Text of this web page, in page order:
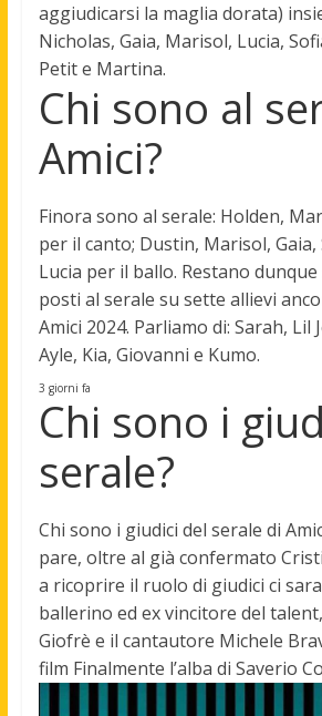
aggiudicarsi la maglia dorata)
Nicholas, Gaia, Marisol, Lucia,
Petit e Martina.
Chi sono al
Amici?
Finora sono al serale: Holden,
per il canto; Dustin, Marisol, Gaia,
Lucia per il ballo. Restano
posti al serale su sette allievi
Amici 2024. Parliamo di: Sarah, Lil
Ayle, Kia, Giovanni e Kumo.
3 giorni fa
Chi sono i
serale?
Chi sono i giudici del serale di
pare, oltre al già confermato
a ricoprire il ruolo di giudici ci
ballerino ed ex vincitore del
Giofrè e il cantautore Michele
film Finalmente l’alba di Saverio